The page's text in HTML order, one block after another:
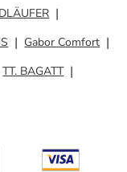
Gabor Comfort
TT. BAGATT